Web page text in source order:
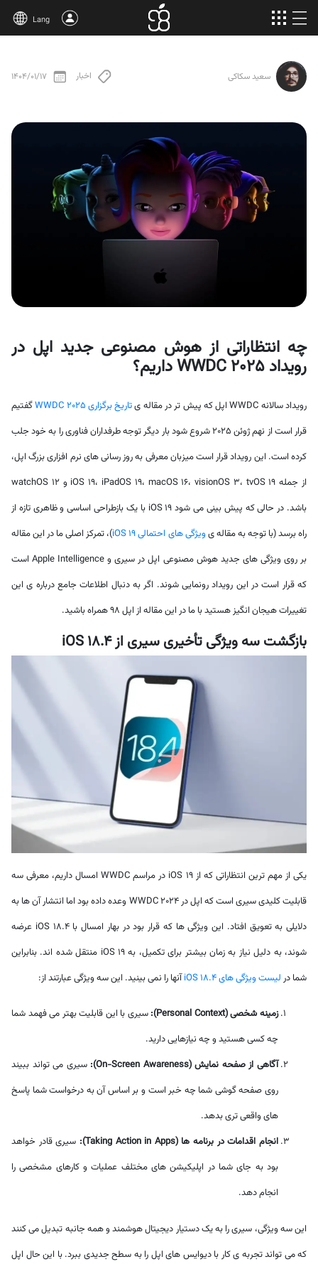
محصولات بیشتر
Lang
سعید سکاکی اخبار 1404/01/17
چه انتظاراتی از هوش مصنوعی جدید اپل در
رویداد WWDC 2025 داریم؟
رویداد سالانه WWDC اپل که پیش تر در مقاله ی تاریخ برگزاری WWDC 2025
گفتیم
قرار است از نهم ژوئن 2025 شروع شود بار دیگر توجه طرفداران فناوری را به خود جلب
کرده است. این رویداد قرار است میزبان معرفی به روز رسانی های نرم افزاری بزرگ اپل،
از جمله iOS 19، iPadOS 19، macOS 16، visionOS 3، tvOS 19 و watchOS 12
باشد. در حالی که پیش بینی می شود iOS 19 با یک بازطراحی اساسی و ظاهری تازه از
راه برسد (با توجه به مقاله ی ویژگی های احتمالی iOS 19
)، تمرکز اصلی ما در این مقاله
بر روی ویژگی های جدید هوش مصنوعی اپل در سیری و Apple Intelligence است
که قرار است در این رویداد رونمایی شوند. اگر به دنبال اطلاعات جامع درباره ی این
تغییرات هیجان انگیز هستید با ما در این مقاله از اپل 98 همراه باشید.
بازگشت سه ویژگی تأخیری سیری از iOS 18.4
یکی از مهم ترین انتظاراتی که از iOS 19 در مراسم WWDC امسال داریم، معرفی سه
قابلیت کلیدی سیری است که اپل در WWDC 2024 وعده داده بود اما انتشار آن ها به
دلایلی به تعویق افتاد. این ویژگی ها که قرار بود در بهار امسال با iOS 18.4 عرضه
شوند، به دلیل نیاز به زمان بیشتر برای تکمیل، به iOS 19 منتقل شده اند. بنابراین
شما در لیست ویژگی های iOS 18.4 آنها را نمی بینید. این سه ویژگی عبارتند از:
زمینه شخصی (Personal Context):
سیری با این قابلیت بهتر می فهمد شما
چه کسی هستید و چه نیازهایی دارید.
آگاهی از صفحه نمایش (On-Screen Awareness):
سیری می تواند ببیند
روی صفحه گوشی شما چه خبر است و بر اساس آن به درخواست شما پاسخ
های واقعی تری بدهد.
انجام اقدامات در برنامه ها (Taking Action in Apps):
سیری قادر خواهد
بود به جای شما در اپلیکیشن های مختلف عملیات و کارهای مشخصی را
انجام دهد.
این سه ویژگی، سیری را به یک دستیار دیجیتال هوشمند و همه جانبه تبدیل می کنند
که می تواند تجربه ی کار با دیوایس های اپل را به سطح جدیدی ببرد. با این حال اپل